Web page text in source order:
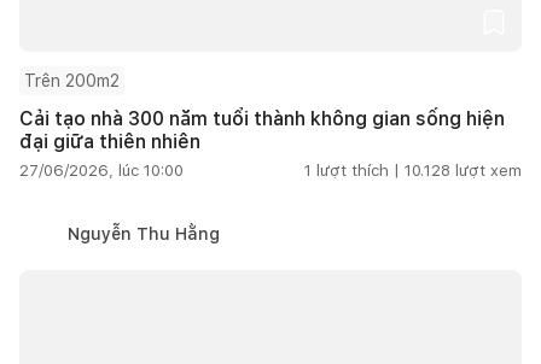
Trên 200m2
Cải tạo nhà 300 năm tuổi thành không gian sống hiện
đại giữa thiên nhiên
27/06/2026, lúc 10:00 1 lượt thích | 10.128 lượt xem
Nguyễn Thu Hằng